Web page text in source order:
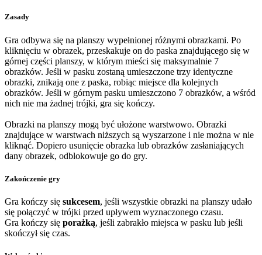
Zasady
Gra odbywa się na planszy wypełnionej różnymi obrazkami. Po
kliknięciu w obrazek, przeskakuje on do paska znajdującego się w
górnej części planszy, w którym mieści się maksymalnie 7
obrazków. Jeśli w pasku zostaną umieszczone trzy identyczne
obrazki, znikają one z paska, robiąc miejsce dla kolejnych
obrazków. Jeśli w górnym pasku umieszczono 7 obrazków, a wśród
nich nie ma żadnej trójki, gra się kończy.
Obrazki na planszy mogą być ułożone warstwowo. Obrazki
znajdujące w warstwach niższych są wyszarzone i nie można w nie
kliknąć. Dopiero usunięcie obrazka lub obrazków zasłaniających
dany obrazek, odblokowuje go do gry.
Zakończenie gry
Gra kończy się sukcesem, jeśli wszystkie obrazki na planszy udało
się połączyć w trójki przed upływem wyznaczonego czasu.
Gra kończy się porażką, jeśli zabrakło miejsca w pasku lub jeśli
skończył się czas.